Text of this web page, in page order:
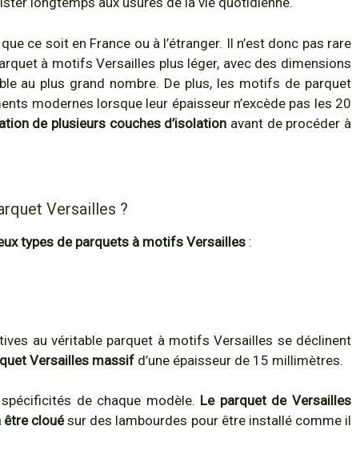
ce soit en France ou à l’étranger. Il n’est donc pas rare
à motifs Versailles plus léger, avec des dimensions
au plus grand nombre. De plus, les motifs de parquet
modernes lorsque leur épaisseur n’excède pas les 20
de plusieurs couches d’isolation avant de procéder à
Versailles ?
types de parquets à motifs Versailles :
au véritable parquet à motifs Versailles se déclinent
Versailles massif d’une épaisseur de 15 millimètres.
de chaque modèle. Le parquet de Versailles
être clouésur des lambourdes pour être installé comme il